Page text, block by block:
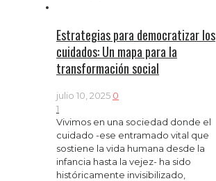
Estrategias para democratizar los
cuidados: Un mapa para la
transformación social
julio 10, 2025 0
1
Vivimos en una sociedad donde el
cuidado -ese entramado vital que
sostiene la vida humana desde la
infancia hasta la vejez- ha sido
históricamente invisibilizado,